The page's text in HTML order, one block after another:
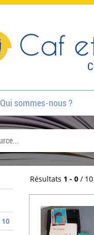
Caf
Qui sommes-nous ?
10
Résultats 1 - 0 / 10